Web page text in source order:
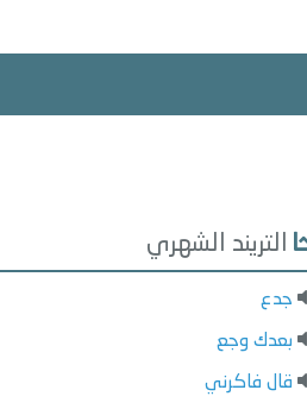
التريند الشهري
جدع
بعدك وجع
قال فاكرني